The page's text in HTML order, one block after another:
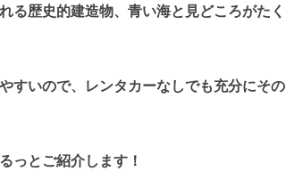
る歴史的建造物、青い海と見どころがたく
すいので、レンタカーなしでも充分にその
っとご紹介します！